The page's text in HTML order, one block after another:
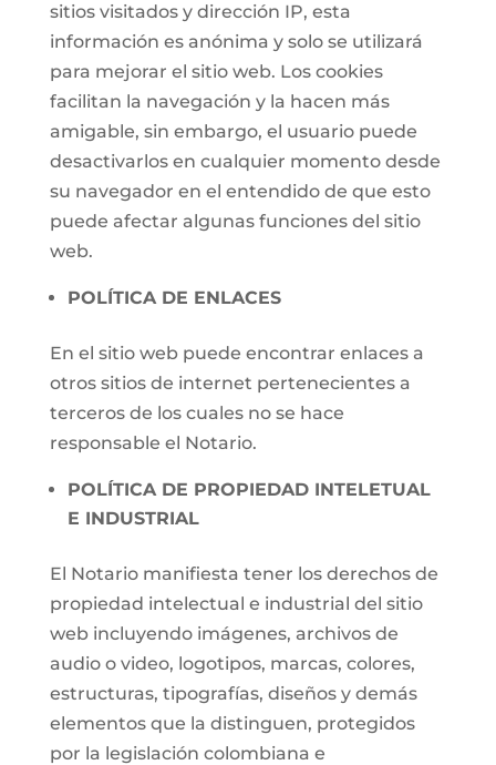
sitios visitados y dirección IP, esta
información es anónima y solo se utilizará
para mejorar el sitio web. Los cookies
facilitan la navegación y la hacen más
amigable, sin embargo, el usuario puede
desactivarlos en cualquier momento desde
su navegador en el entendido de que esto
puede afectar algunas funciones del sitio
web.
POLÍTICA DE ENLACES
En el sitio web puede encontrar enlaces a
otros sitios de internet pertenecientes a
terceros de los cuales no se hace
responsable el Notario.
POLÍTICA DE PROPIEDAD INTELETUAL
E INDUSTRIAL
El Notario manifiesta tener los derechos de
propiedad intelectual e industrial del sitio
web incluyendo imágenes, archivos de
audio o video, logotipos, marcas, colores,
estructuras, tipografías, diseños y demás
elementos que la distinguen, protegidos
por la legislación colombiana e